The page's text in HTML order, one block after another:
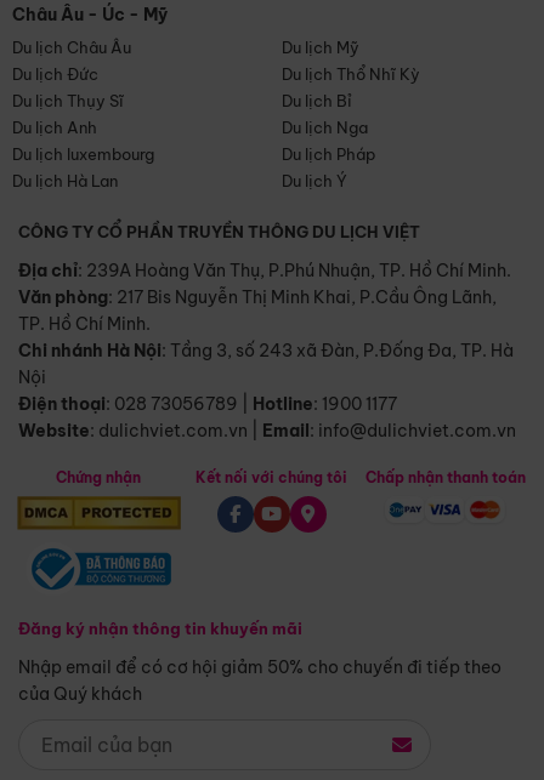
Châu Âu - Úc - Mỹ
Du lịch Châu Âu
Du lịch Mỹ
Du lịch Đức
Du lịch Thổ Nhĩ Kỳ
Du lịch Thụy Sĩ
Du lịch Bỉ
Du lịch Anh
Du lịch Nga
Du lịch luxembourg
Du lịch Pháp
Du lịch Hà Lan
Du lịch Ý
CÔNG TY CỔ PHẦN TRUYỀN THÔNG DU LỊCH VIỆT
Địa chỉ: 239A Hoàng Văn Thụ, P.Phú Nhuận, TP. Hồ Chí Minh.
Văn phòng: 217 Bis Nguyễn Thị Minh Khai, P.Cầu Ông Lãnh,
TP. Hồ Chí Minh.
Chi nhánh Hà Nội: Tầng 3, số 243 xã Đàn, P.Đống Đa, TP. Hà
Nội
Điện thoại: 028 73056789 Hotline: 1900 1177
Website: dulichviet.com.vn Email: info@dulichviet.com.vn
Chứng nhận
Đăng ký nhận thông tin khuyến mãi
Nhập email để có cơ hội giảm 50% cho chuyến đi tiếp theo
của Quý khách
Kết nối với chúng tôi Chấp nhận thanh toán